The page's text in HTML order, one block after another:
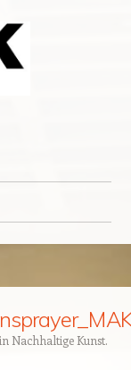
in Nachhaltige Kunst.